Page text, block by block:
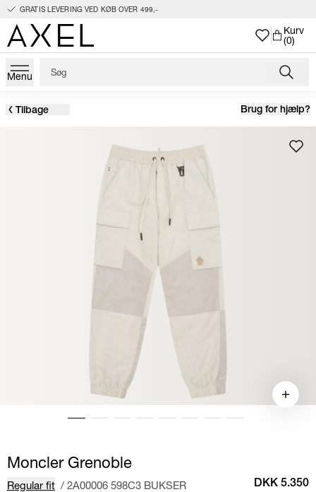
GRATIS LEVERING VED KØB OVER 499,-
Kurv
(0)
Menu
Tilbage Brug for hjælp?
Moncler Grenoble
Regular fit / 2A00006 598C3 BUKSER DKK 5.350